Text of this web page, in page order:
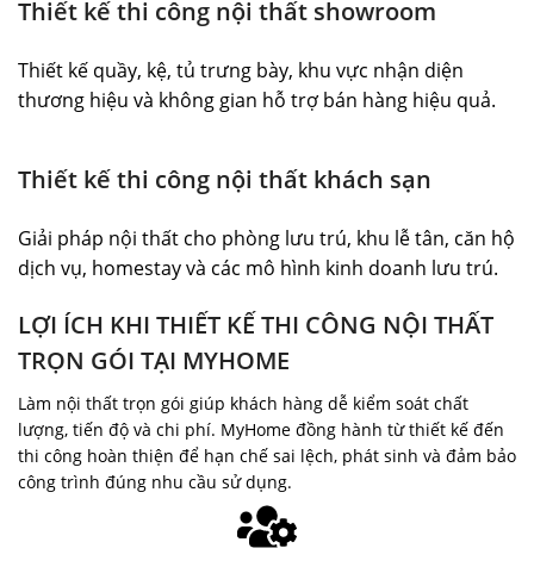
Thiết kế thi công nội thất showroom
Thiết kế quầy, kệ, tủ trưng bày, khu vực nhận diện
thương hiệu và không gian hỗ trợ bán hàng hiệu quả.
Thiết kế thi công nội thất khách sạn
Giải pháp nội thất cho phòng lưu trú, khu lễ tân, căn hộ
dịch vụ, homestay và các mô hình kinh doanh lưu trú.
LỢI ÍCH KHI THIẾT KẾ THI CÔNG NỘI THẤT
TRỌN GÓI TẠI MYHOME
Làm nội thất trọn gói giúp khách hàng dễ kiểm soát chất
lượng, tiến độ và chi phí. MyHome đồng hành từ thiết kế đến
thi công hoàn thiện để hạn chế sai lệch, phát sinh và đảm bảo
công trình đúng nhu cầu sử dụng.